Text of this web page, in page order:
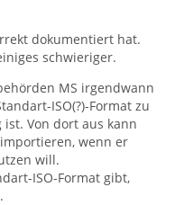
dokumentiert hat.
schwieriger.
MS irgendwann
ISO(?)-Format zu
Von dort aus kann
wenn er
will.
ISO-Format gibt,